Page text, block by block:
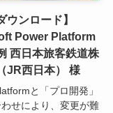
ウンロード】
Power Platform
西日本旅客鉄道株
JR西日本） 様
と「プロ開発」
せにより、変更が難